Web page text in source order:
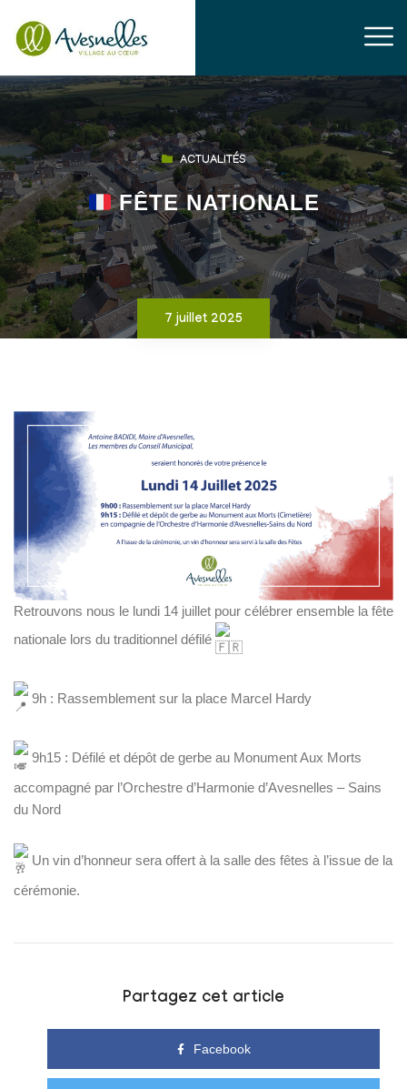
ACTUALITÉS
FÊTE NATIONALE
7 juillet 2025
Retrouvons nous le lundi 14 juillet pour célébrer ensemble la fête
nationale lors du traditionnel défilé
9h : Rassemblement sur la place Marcel Hardy
9h15 : Défilé et dépôt de gerbe au Monument Aux Morts
accompagné par l’Orchestre d’Harmonie d’Avesnelles – Sains
du Nord
Un vin d’honneur sera offert à la salle des fêtes à l’issue de la
cérémonie.
Partagez cet article
Facebook